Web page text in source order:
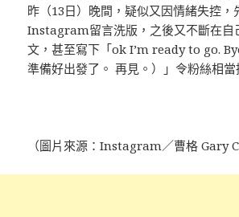
昨（13日）晚間，疑似又因情緒失控，
Instagram留言洗版，之後又不斷在
文，甚至寫下「ok I’m ready to go.
準備好出發了。 再見。）」令粉絲相當
（圖片來源：Instagram／曹格 Gary